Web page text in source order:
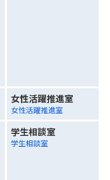
女性活躍推進室
女性活躍推進室
学生相談室
学生相談室